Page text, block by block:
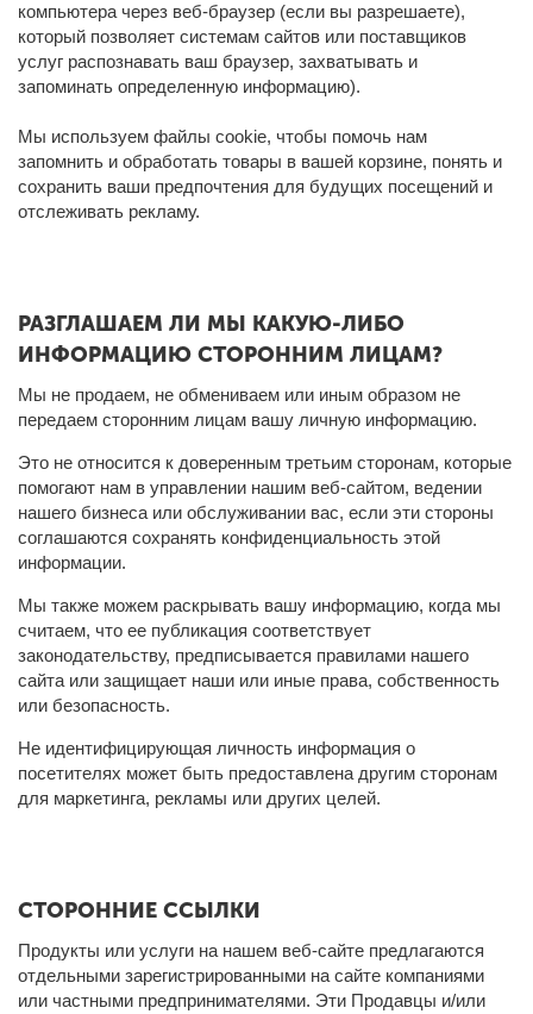
компьютера через веб-браузер (если вы разрешаете),
который позволяет системам сайтов или поставщиков
услуг распознавать ваш браузер, захватывать и
запоминать определенную информацию).
Мы используем файлы cookie, чтобы помочь нам
запомнить и обработать товары в вашей корзине, понять и
сохранить ваши предпочтения для будущих посещений и
отслеживать рекламу.
РАЗГЛАШАЕМ ЛИ МЫ КАКУЮ-ЛИБО
ИНФОРМАЦИЮ СТОРОННИМ ЛИЦАМ?
Мы не продаем, не обмениваем или иным образом не
передаем сторонним лицам вашу личную информацию.
Это не относится к доверенным третьим сторонам, которые
помогают нам в управлении нашим веб-сайтом, ведении
нашего бизнеса или обслуживании вас, если эти стороны
соглашаются сохранять конфиденциальность этой
информации.
Мы также можем раскрывать вашу информацию, когда мы
считаем, что ее публикация соответствует
законодательству, предписывается правилами нашего
сайта или защищает наши или иные права, собственность
или безопасность.
Не идентифицирующая личность информация о
посетителях может быть предоставлена другим сторонам
для маркетинга, рекламы или других целей.
СТОРОННИЕ ССЫЛКИ
Продукты или услуги на нашем веб-сайте предлагаются
отдельными зарегистрированными на сайте компаниями
или частными предпринимателями. Эти Продавцы и/или